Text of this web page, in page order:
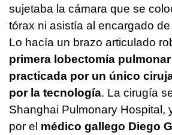
sujetaba la cámara que se
tórax ni asistía al encargado
Lo hacía un brazo articulado
primera lobectomía
practicada por un único
por la tecnología. La cirugía
Shanghai Pulmonary Hospital,
por el médico gallego Diego